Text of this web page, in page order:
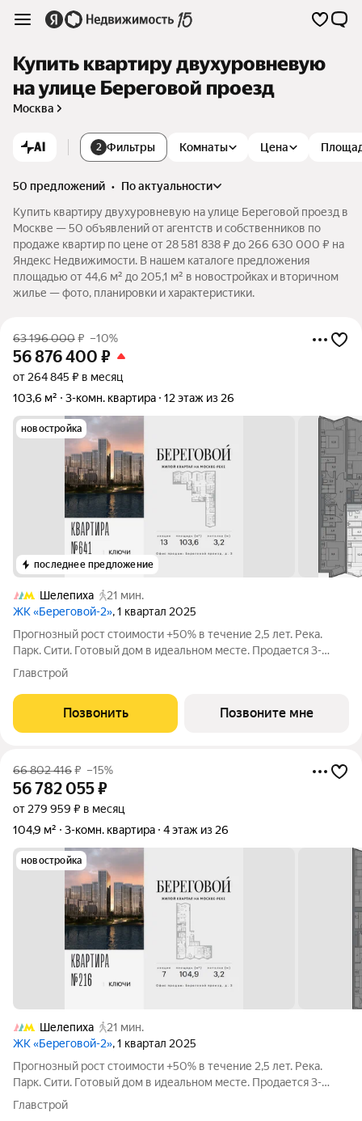
Купить квартиру двухуровневую
на улице Береговой проезд
Москва
AI 2 Фильтры Комнаты Цена
50 предложений •
по актуальности
Купить квартиру двухуровневую на улице Береговой проезд в
Москве — 50 объявлений от агентств и собственников по
продаже квартир по цене от 28 581 838 ₽ до 266 630 000 ₽ на
Яндекс Недвижимости. В нашем каталоге предложения
площадью от 44,6 м² до 205,1 м² в новостройках и вторичном
жилье — фото, планировки и характеристики.
63 196 000₽ –10%
56 876 400 ₽
от 264 845 ₽ в месяц
103,6 м²
3-комн. квартира 12 этаж из 26
новостройка
последнее предложение
Шелепиха
21 мин.
ЖК «Береговой-2», 1 квартал 2025
Прогнозный рост стоимости +50% в течение 2,5 лет. Река.
Парк. Сити. Готовый дом в идеальном месте. Продается 3-
комнатная квартира на 12-м этаже с панорамным остеклением
и видом на закрытый парковый двор. Береговой - квартал-
курорт в центре столицы.
Главстрой
Позвонить Позвоните мне
66 802 416₽ –15%
56 782 055₽
от 279 959 ₽ в месяц
104,9 м²
3-комн. квартира 4 этаж из 26
новостройка
Шелепиха
21 мин.
ЖК «Береговой-2», 1 квартал 2025
Прогнозный рост стоимости +50% в течение 2,5 лет. Река.
Парк. Сити. Готовый дом в идеальном месте. Продается 3-
комнатная квартира на 4-м этаже с панорамным остеклением
и видом на Москву-реку. Береговой - квартал-курорт в центре
Главстрой